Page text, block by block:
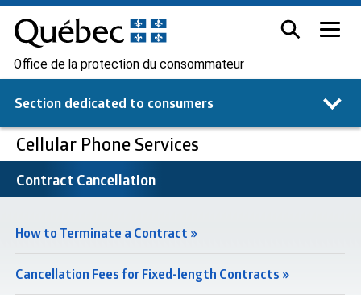
Office de la protection du consommateur
Section dedicated to consumers
Cellular Phone Services
Contract Cancellation
How to Terminate a Contract »
Cancellation Fees for Fixed-length Contracts »